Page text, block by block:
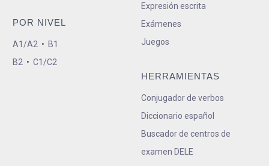
POR NIVEL
A1/A2 • B1
B2 • C1/C2
Expresión escrita
Exámenes
Juegos
HERRAMIENTAS
Conjugador de verbos
Diccionario español
Buscador de centros de
examen DELE